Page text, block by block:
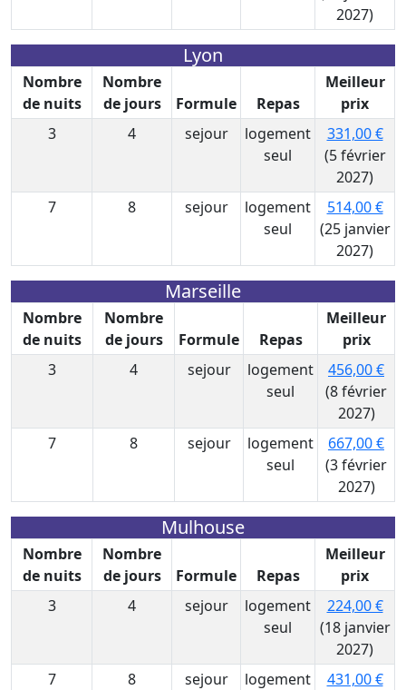
2027)
Lyon
Nombre
de nuits
Nombre
de jours
Formule Repas
Meilleur
prix
3
4 sejour
logement
seul
331,00 €
(5 février
2027)
7
8 sejour
logement
seul
514,00 €
(25 janvier
2027)
Marseille
Nombre
de nuits
Nombre
de jours
Formule Repas
Meilleur
prix
3
4 sejour
logement
seul
456,00 €
(8 février
2027)
7
8 sejour
logement
seul
667,00 €
(3 février
2027)
Mulhouse
Nombre
de nuits
Nombre
de jours
Formule Repas
Meilleur
prix
3
4 sejour
logement
seul
224,00 €
(18 janvier
2027)
7
8 sejour
logement
431,00 €